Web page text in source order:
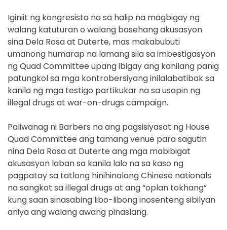
Iginiit ng kongresista na sa halip na magbigay ng
walang katuturan o walang basehang akusasyon
sina Dela Rosa at Duterte, mas makabubuti
umanong humarap na lamang sila sa imbestigasyon
ng Quad Committee upang ibigay ang kanilang panig
patungkol sa mga kontrobersiyang inilalabatibak sa
kanila ng mga testigo partikukar na sa usapin ng
illegal drugs at war-on-drugs campaign.
Paliwanag ni Barbers na ang pagsisiyasat ng House
Quad Committee ang tamang venue para sagutin
nina Dela Rosa at Duterte ang mga mabibigat
akusasyon laban sa kanila lalo na sa kaso ng
pagpatay sa tatlong hinihinalang Chinese nationals
na sangkot sa illegal drugs at ang “oplan tokhang”
kung saan sinasabing libo-libong inosenteng sibilyan
aniya ang walang awang pinaslang.